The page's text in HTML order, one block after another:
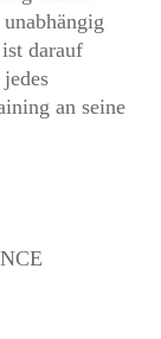
darauf
an seine